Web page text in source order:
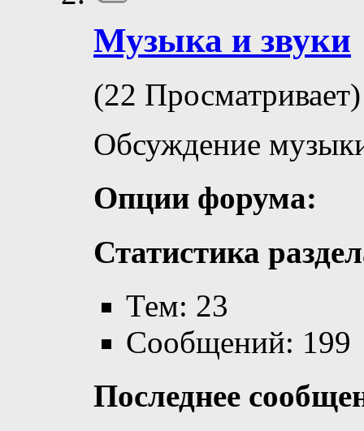
Музыка и звуки
(22 Просматривает)
Обсуждение
Опции форума:
Статистика
Тем: 23
Сообщений: 199
Последнее